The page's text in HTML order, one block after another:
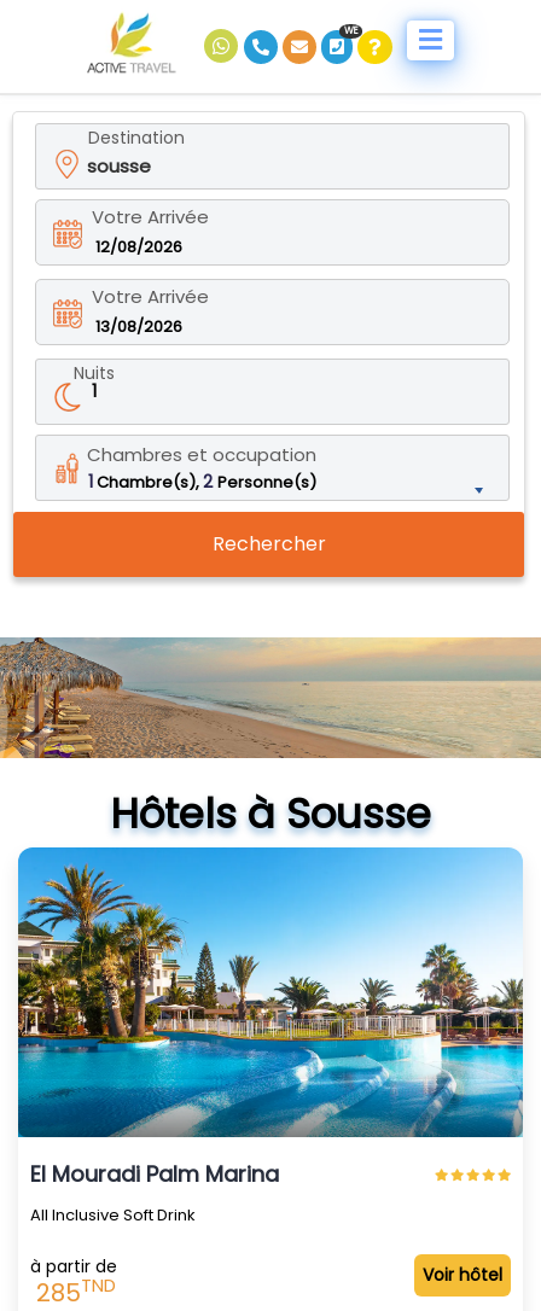
WE
Destination
Votre Arrivée
12/08/2026
Votre Arrivée
13/08/2026
Nuits
1
Chambres et occupation
1Chambre(s),2Personne(s)
Rechercher
Hôtels à Sousse
El Mouradi Palm Marina
All Inclusive Soft Drink
à partir de
285TND Voir hôtel